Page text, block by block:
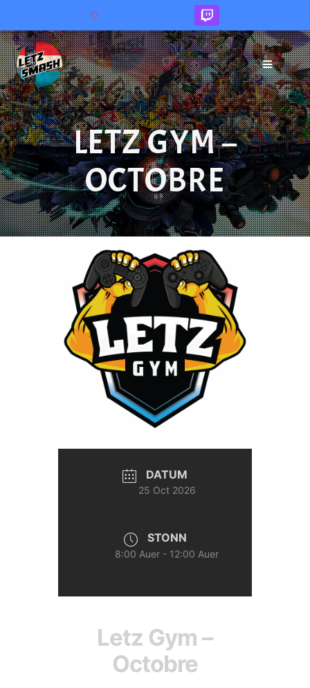
Sprang
op
den
Inhalt
LETZ GYM –
OCTOBRE
DATUM
25 Oct 2026
STONN
8:00 Auer - 12:00 Auer
Letz Gym –
Octobre